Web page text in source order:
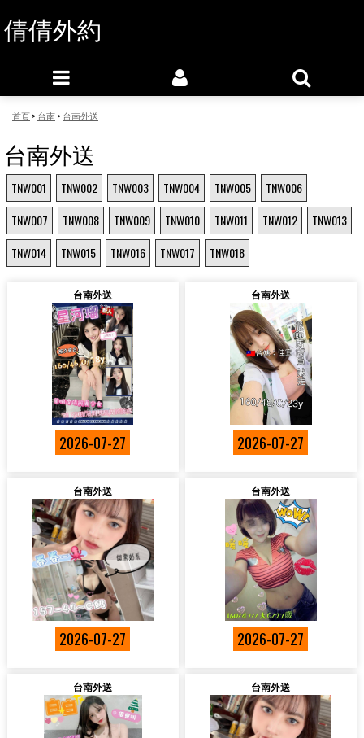
倩倩外約
首頁> 台南> 台南外送
台南外送
TNW001 TNW002 TNW003 TNW004 TNW005
TNW006
TNW007
TNW008 TNW009 TNW010 TNW011 TNW012
TNW013
TNW014
TNW015 TNW016 TNW017 TNW018
台南外送
2026-07-27
台南外送
2026-07-27
台南外送
2026-07-27
台南外送
2026-07-27
台南外送 台南外送